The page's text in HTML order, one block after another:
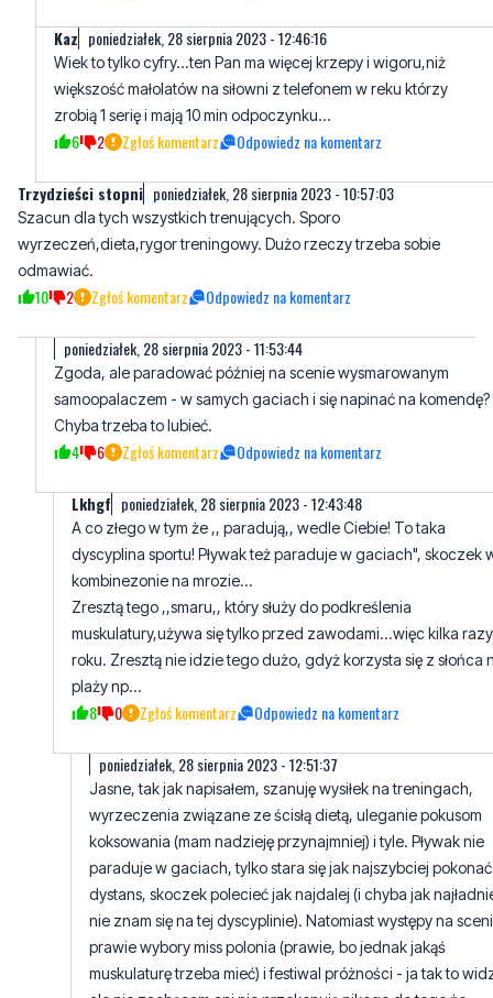
Kaz poniedziałek, 28 sierpnia 2023 - 12:46:16
Wiek to tylko cyfry...ten Pan ma więcej krzepy i wigoru,niż
większość małolatów na siłowni z telefonem w reku którzy
zrobią 1 serię i mają 10 min odpoczynku...
6 2 Zgłoś komentarz Odpowiedz na komentarz
Trzydzieści stopni poniedziałek, 28 sierpnia 2023 - 10:57:03
Szacun dla tych wszystkich trenujących. Sporo
wyrzeczeń,dieta,rygor treningowy. Dużo rzeczy trzeba sobie
odmawiać.
10 2 Zgłoś komentarz Odpowiedz na komentarz
poniedziałek, 28 sierpnia 2023 - 11:53:44
Zgoda, ale paradować później na scenie wysmarowanym
samoopalaczem - w samych gaciach i się napinać na komendę?
Chyba trzeba to lubieć.
4 6 Zgłoś komentarz Odpowiedz na komentarz
Lkhgf poniedziałek, 28 sierpnia 2023 - 12:43:48
A co złego w tym że ,, paradują,, wedle Ciebie! To taka
dyscyplina sportu! Pływak też paraduje w gaciach", skoczek
kombinezonie na mrozie...
Zresztą tego ,,smaru,, który służy do podkreślenia
muskulatury,używa się tylko przed zawodami...więc kilka
roku. Zresztą nie idzie tego dużo, gdyż korzysta się z słońca
plaży np...
8 0 Zgłoś komentarz Odpowiedz na komentarz
poniedziałek, 28 sierpnia 2023 - 12:51:37
Jasne, tak jak napisałem, szanuję wysiłek na treningach,
wyrzeczenia związane ze ścisłą dietą, uleganie pokusom
koksowania (mam nadzieję przynajmniej) i tyle. Pływak nie
paraduje w gaciach, tylko stara się jak najszybciej pokonać
dystans, skoczek polecieć jak najdalej (i chyba jak
nie znam się na tej dyscyplinie). Natomiast występy na
prawie wybory miss polonia (prawie, bo jednak jakąś
muskulaturę trzeba mieć) i festiwal próżności - ja tak to